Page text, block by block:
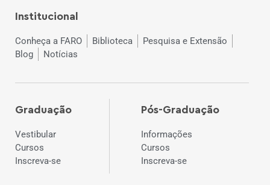
Institucional
Conheça a FARO Biblioteca
Pesquisa e Extensão
Blog
Notícias
Graduação
Vestibular
Cursos
Inscreva-se
Pós-Graduação
Informações
Cursos
Inscreva-se